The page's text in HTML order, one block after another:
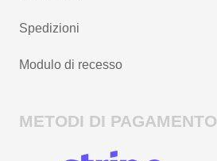
Spedizioni
Modulo di recesso
METODI DI PAGAMENTO